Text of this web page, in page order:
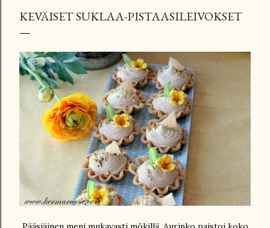
KEVÄISET SUKLAA-PISTAASILEIVOKSET